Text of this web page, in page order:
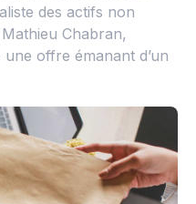
des actifs non
Chabran,
une offre émanant d’un